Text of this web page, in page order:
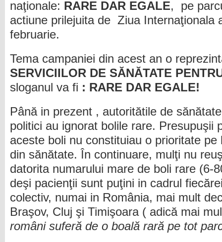
naţionale: RARE DAR EGALE, pe
actiune prilejuita de Ziua Internaţionala
februarie.
Tema campaniei din acest an o
SERVICIILOR DE SĂNĂTATE
sloganul va fi : RARE DAR EGALE!
Până in prezent , autoritătile de
politici au ignorat bolile rare. Presupuşii
aceste boli nu constituiau o prioritate
din sănătate. În continuare, mulţi nu
datorita numarului mare de boli rare (6-
deşi pacienţii sunt puţini in cadrul
colectiv, numai in România, mai mult
Braşov, Cluj şi Timişoara ( adică mai
români suferă de o boală rară pe tot